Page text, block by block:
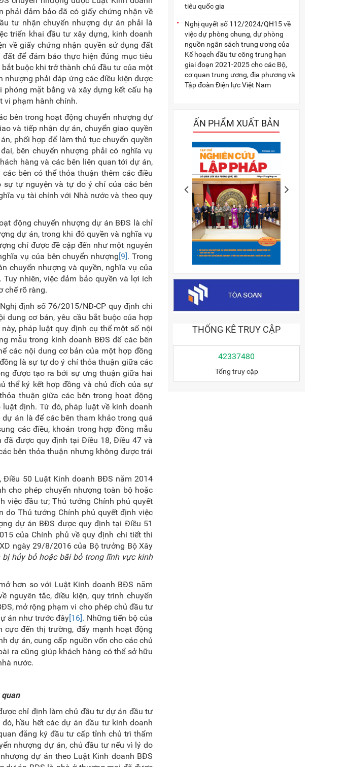
phải đảm bảo đã có giấy chứng nhận về
tư nhận chuyển nhượng dự án phải là
triển khai đầu tư xây dựng, kinh doanh
về giấy chứng nhận quyền sử dụng đất
để đảm bảo thực hiện đúng mục tiêu
buộc khi trở thành chủ đầu tư của một
nhượng phải đáp ứng các điều kiện được
mặt bằng và xây dựng kết cấu hạ
vi phạm hành chính.
bên trong hoạt động chuyển nhượng dự
và tiếp nhận dự án, chuyển giao quyền
phối hợp để làm thủ tục chuyển quyền
bên chuyển nhượng phải có nghĩa vụ
hàng và các bên liên quan tới dự án,
bên có thể thỏa thuận thêm các điều
tự nguyện và tự do ý chí của các bên
vụ tài chính với Nhà nước và theo quy
động chuyển nhượng dự án BĐS là chỉ
dự án, trong khi đó quyền và nghĩa vụ
chỉ được đề cập đến như một nguyên
vụ của bên chuyển nhượng[9]. Trong
chuyển nhượng và quyền, nghĩa vụ của
nhiên, việc đảm bảo quyền và lợi ích
chế rõ ràng.
định số 76/2015/NĐ-CP quy định chi
dung cơ bản, yêu cầu bắt buộc của hợp
pháp luật quy định cụ thể một số nội
mẫu trong kinh doanh BĐS để các bên
các nội dung cơ bản của một hợp đồng
là sự tự do ý chí thỏa thuận giữa các
được tạo ra bởi sự ưng thuận giữa hai
thể ký kết hợp đồng và chủ đích của sự
thuận giữa các bên trong hoạt động
định. Từ đó, pháp luật về kinh doanh
án là để các bên tham khảo trong quá
các điều, khoản trong hợp đồng mẫu
được quy định tại Điều 18, Điều 47 và
bên thỏa thuận nhưng không được trái
50 Luật Kinh doanh BĐS năm 2014
cho phép chuyển nhượng toàn bộ hoặc
việc đầu tư; Thủ tướng Chính phủ quyết
Thủ tướng Chính phủ quyết định việc
dự án BĐS được quy định tại Điều 51
của Chính phủ về quy định chi tiết thi
ngày 29/8/2016 của Bộ trưởng Bộ Xây
hủy bỏ hoặc bãi bỏ trong lĩnh vực kinh
hơn so với Luật Kinh doanh BĐS năm
nguyên tắc, điều kiện, quy trình chuyển
mở rộng phạm vi cho phép chủ đầu tư
án như trước đây[16]. Những tiến bộ của
đến thị trường, đẩy mạnh hoạt động
dự án, cung cấp nguồn vốn cho các chủ
ra cũng giúp khách hàng có thể sở hữu
nước.
chỉ định làm chủ đầu tư dự án đầu tư
hầu hết các dự án đầu tư kinh doanh
đăng ký đầu tư cấp tỉnh chủ trì thẩm
nhượng dự án, chủ đầu tư nếu vì lý do
dự án theo Luật Kinh doanh BĐS
tiêu quốc gia
Nghị quyết số 112/2024/QH15 về
việc dự phòng chung, dự phòng
nguồn ngân sách trung ương của
Kế hoạch đầu tư công trung hạn
giai đoạn 2021-2025 cho các Bộ,
cơ quan trung ương, địa phương và
Tập đoàn Điện lực Việt Nam
ẤN PHẨM XUẤT BẢN
THỐNG KÊ TRUY CẬP
42337480
Tổng truy cập